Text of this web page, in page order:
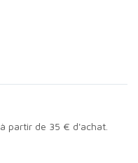
partir de 35 € d'achat.